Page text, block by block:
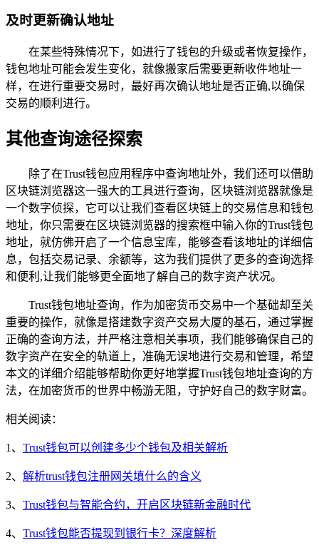
及时更新确认地址
在某些特殊情况下，如进行了钱包的升级或者恢复操作，
钱包地址可能会发生变化，就像搬家后需要更新收件地址一
样，在进行重要交易时，最好再次确认地址是否正确,以确保
交易的顺利进行。
其他查询途径探索
除了在Trust钱包应用程序中查询地址外，我们还可以借助
区块链浏览器这一强大的工具进行查询，区块链浏览器就像是
一个数字侦探，它可以让我们查看区块链上的交易信息和钱包
地址，你只需要在区块链浏览器的搜索框中输入你的Trust钱包
地址，就仿佛开启了一个信息宝库，能够查看该地址的详细信
息，包括交易记录、余额等，这为我们提供了更多的查询选择
和便利,让我们能够更全面地了解自己的数字资产状况。
Trust钱包地址查询，作为加密货币交易中一个基础却至关
重要的操作，就像是搭建数字资产交易大厦的基石，通过掌握
正确的查询方法，并严格注意相关事项，我们能够确保自己的
数字资产在安全的轨道上，准确无误地进行交易和管理，希望
本文的详细介绍能够帮助你更好地掌握Trust钱包地址查询的方
法，在加密货币的世界中畅游无阻，守护好自己的数字财富。
相关阅读：
1、 Trust钱包可以创建多少个钱包及相关解析
2、 解析trust钱包注册网关填什么的含义
3、 Trust钱包与智能合约，开启区块链新金融时代
4、 Trust钱包能否提现到银行卡？深度解析